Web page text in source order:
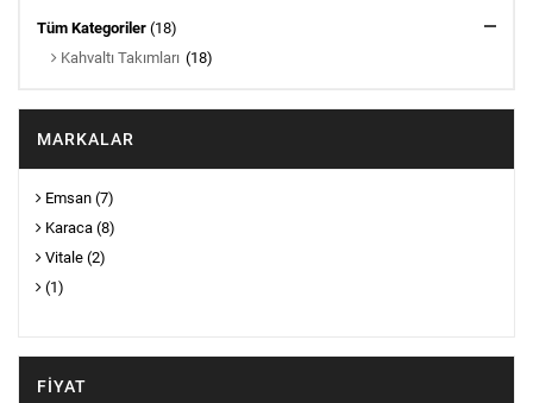
Tüm Kategoriler (18)
Kahvaltı Takımları (18)
MARKALAR
Emsan (7)
Karaca (8)
Vitale (2)
(1)
FIYAT